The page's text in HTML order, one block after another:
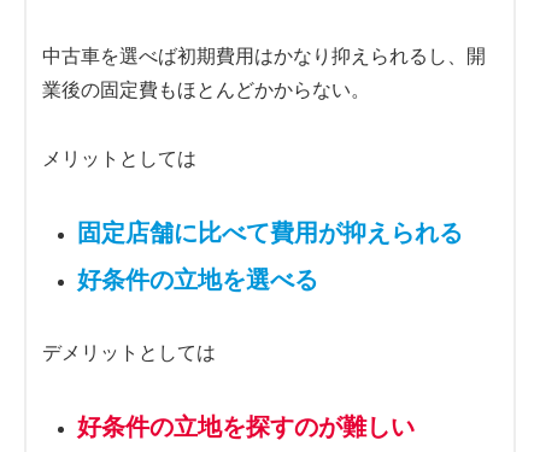
中古車を選べば初期費用はかなり抑えられるし、開
業後の固定費もほとんどかからない。
メリットとしては
固定店舗に比べて費用が抑えられる
好条件の立地を選べる
デメリットとしては
好条件の立地を探すのが難しい